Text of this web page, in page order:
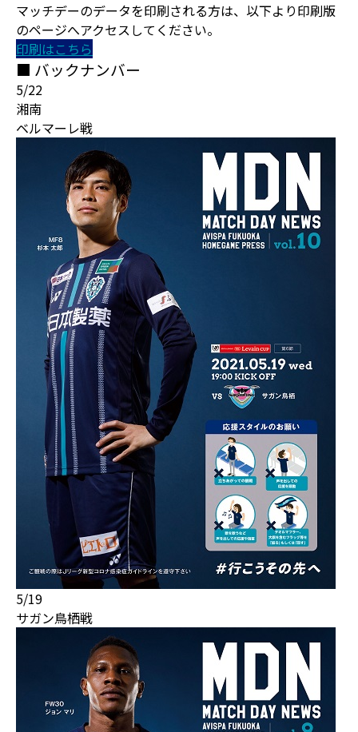
マッチデーのデータを印刷される方は、以下より印刷版
のページへアクセスしてください。
印刷はこちら
■ バックナンバー
5/22
湘南
ベルマーレ戦
5/19
サガン鳥栖戦